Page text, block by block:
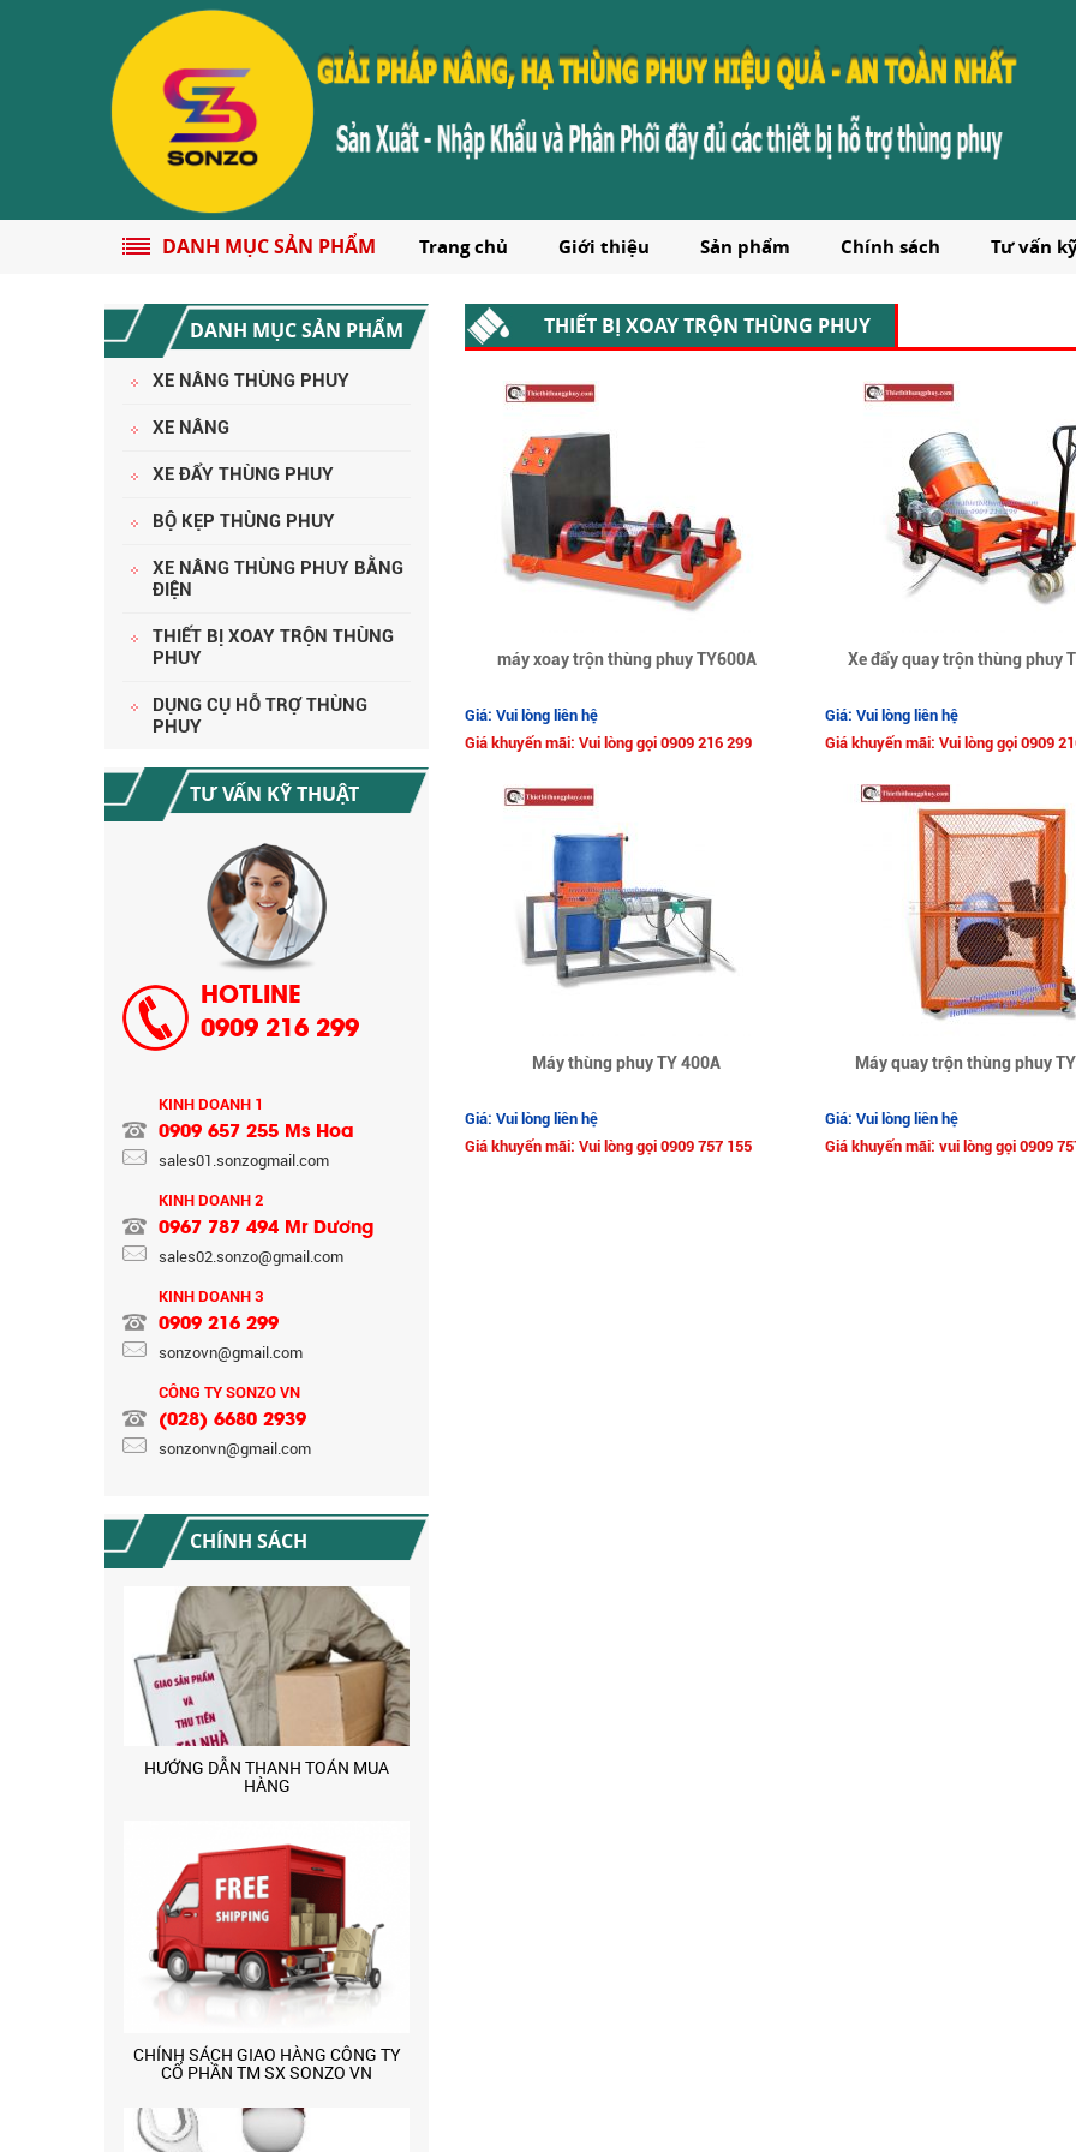
DANH MỤC SẢN PHẨM Trang chủ Giới thiệu Sản phẩm Chính sách Tư vấn
DANH MỤC SẢN PHẨM
XE NÂNG THÙNG PHUY
XE NÂNG
XE ĐẨY THÙNG PHUY
BỘ KẸP THÙNG PHUY
XE NÂNG THÙNG PHUY BẰNG
ĐIỆN
THIẾT BỊ XOAY TRỘN THÙNG
PHUY
DỤNG CỤ HỖ TRỢ THÙNG
PHUY
TƯ VẤN KỸ THUẬT
HOTLINE
0909 216 299
KINH DOANH 1
0909 657 255 Ms Hoa
sales01.sonzogmail.com
KINH DOANH 2
0967 787 494 Mr Dương
sales02.sonzo@gmail.com
KINH DOANH 3
0909 216 299
sonzovn@gmail.com
CÔNG TY SONZO VN
(028) 6680 2939
sonzonvn@gmail.com
CHÍNH SÁCH
CHÍNH SÁCH ĐỔI TRẢ HÀNG
HƯỚNG DẪN THANH TOÁN MUA
CHÍNH SÁCH GIAO HÀNG CÔNG TY
CỔ PHẦN TM SX SONZO VN
CHÍNH SÁCH BẢO HÀNH
HƯỚNG DẪN THANH TOÁN MUA
HÀNG
CHÍNH SÁCH GIAO HÀNG CÔNG TY
CỔ PHẦN TM SX SONZO VN
THIẾT BỊ XOAY TRỘN THÙNG PHUY
máy xoay trộn thùng phuy TY600A
Giá: Vui lòng liên hệ
Giá khuyến mãi: Vui lòng gọi 0909 216 299
Xe đẩy quay trộn thùng phuy
Giá: Vui lòng liên hệ
Giá khuyến mãi: Vui lòng gọi 0909
Máy thùng phuy TY 400A
Giá: Vui lòng liên hệ
Giá khuyến mãi: Vui lòng gọi 0909 757 155
Máy quay trộn thùng phuy
Giá: Vui lòng liên hệ
Giá khuyến mãi: vui lòng gọi 0909